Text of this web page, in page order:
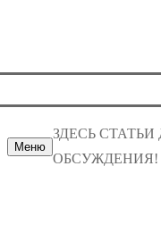
Меню
ЗДЕСЬ
ОБСУЖДЕНИЯ!